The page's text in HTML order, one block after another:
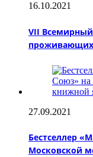
16.10.2021
VII Всемирный
проживающих
27.09.2021
Бестселлер
Московской